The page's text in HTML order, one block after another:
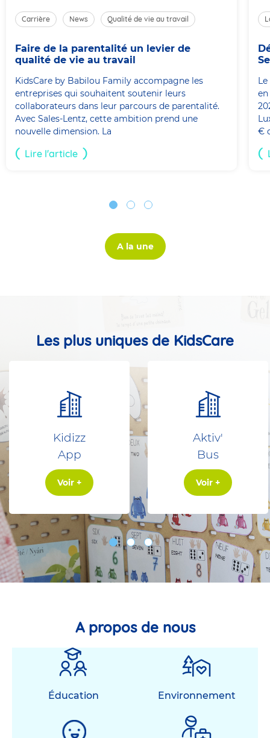
Carrière News Qualité de vie au travail
Faire de la parentalité un levier de
qualité de vie au travail
KidsCare by Babilou Family accompagne les
entreprises qui souhaitent soutenir leurs
collaborateurs dans leur parcours de parentalité.
Avec Sales-Lentz, cette ambition prend une
nouvelle dimension. La
Lire l'article
€
A la une
Les plus uniques de KidsCare
Kidizz
App
Voir +
Aktiv'
Bus
Voir +
A propos de nous
Éducation Environnement